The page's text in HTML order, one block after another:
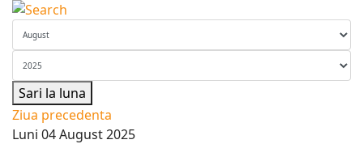
Sari la luna
Ziua precedenta
Luni 04 August 2025